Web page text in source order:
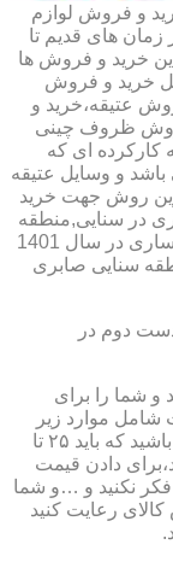
و فروش لوازم
های قدیم تا
خرید و فروش ها
خرید و فروش
عتیقه،خرید و
ظروف چینی
ای که
و وسایل عتیقه
روش جهت خرید
در سنایی,منطقه
سنایی است.در ادامه مقاله راهنما خرید از سمساری در سال 1401
سنایی صابری
دوم در
و شما را برای
موارد زیر
است:۱ ) به خوبی تحقیق کنید،۲ ) انتظار داشته باشید که باید ۲۵ تا
دادن قیمت
کالا فکر نکنید و …و شما
رعایت کنید